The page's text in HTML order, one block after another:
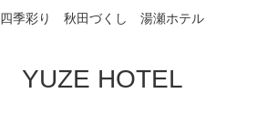
四季彩り 秋田づくし 湯瀬ホテル
YUZE HOTEL